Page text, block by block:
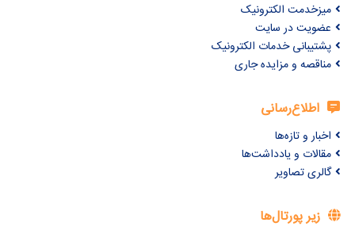
میزخدمت الکترونیک
عضویت در سایت
پشتیبانی خدمات الکترونیک
مناقصه و مزایده جاری
اطلاع‌رسانی
اخبار و تازه‌ها
مقالات و یادداشت‌ها
گالری تصاویر
زیر پورتال‌ها